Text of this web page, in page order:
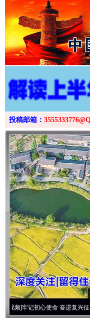
投稿邮箱：
初心使命 奋进复兴征程丨宝塔